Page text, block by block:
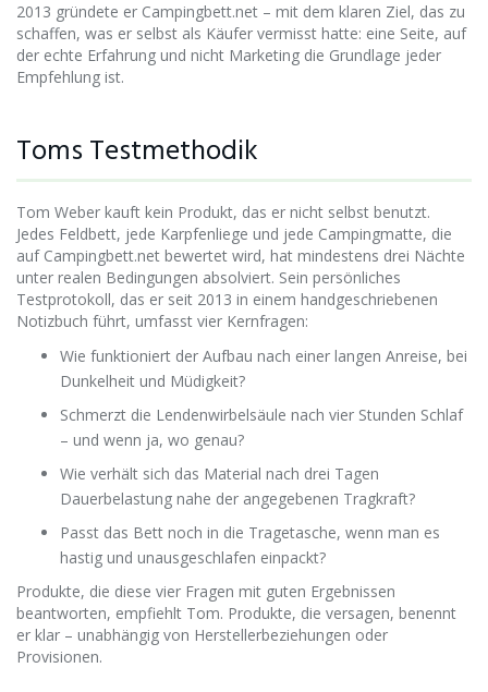
2013 gründete er Campingbett.net – mit dem klaren Ziel, das zu
schaffen, was er selbst als Käufer vermisst hatte: eine Seite, auf
der echte Erfahrung und nicht Marketing die Grundlage jeder
Empfehlung ist.
Toms Testmethodik
Tom Weber kauft kein Produkt, das er nicht selbst benutzt.
Jedes Feldbett, jede Karpfenliege und jede Campingmatte, die
auf Campingbett.net bewertet wird, hat mindestens drei Nächte
unter realen Bedingungen absolviert. Sein persönliches
Testprotokoll, das er seit 2013 in einem handgeschriebenen
Notizbuch führt, umfasst vier Kernfragen:
Wie funktioniert der Aufbau nach einer langen Anreise, bei
Dunkelheit und Müdigkeit?
Schmerzt die Lendenwirbelsäule nach vier Stunden Schlaf
– und wenn ja, wo genau?
Wie verhält sich das Material nach drei Tagen
Dauerbelastung nahe der angegebenen Tragkraft?
Passt das Bett noch in die Tragetasche, wenn man es
hastig und unausgeschlafen einpackt?
Produkte, die diese vier Fragen mit guten Ergebnissen
beantworten, empfiehlt Tom. Produkte, die versagen, benennt
er klar – unabhängig von Herstellerbeziehungen oder
Provisionen.